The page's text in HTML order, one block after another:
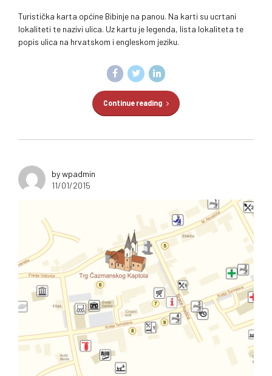
Turistička karta općine Bibinje na panou. Na karti su ucrtani
lokaliteti te nazivi ulica. Uz kartu je legenda, lista lokaliteta te
popis ulica na hrvatskom i engleskom jeziku.
Continue reading
by wpadmin
11/01/2015